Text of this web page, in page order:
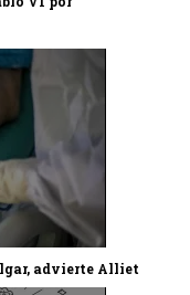
advierte Alliet